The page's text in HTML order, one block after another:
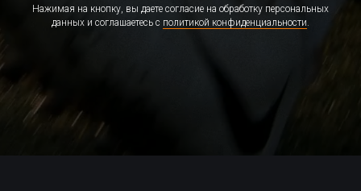
Нажимая на кнопку, вы даете согласие на обработку персональных
данных и соглашаетесь c политикой конфиденциальности.